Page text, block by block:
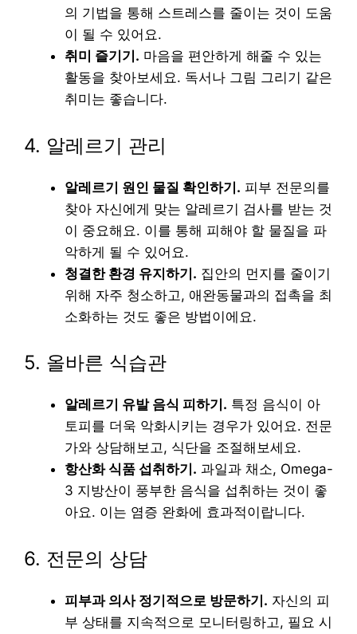
의 기법을 통해 스트레스를 줄이는 것이 도움
이 될 수 있어요.
취미 즐기기. 마음을 편안하게 해줄 수 있는
활동을 찾아보세요. 독서나 그림 그리기 같은
취미는 좋습니다.
4. 알레르기 관리
알레르기 원인 물질 확인하기. 피부 전문의를
찾아 자신에게 맞는 알레르기 검사를 받는 것
이 중요해요. 이를 통해 피해야 할 물질을 파
악하게 될 수 있어요.
청결한 환경 유지하기. 집안의 먼지를 줄이기
위해 자주 청소하고, 애완동물과의 접촉을 최
소화하는 것도 좋은 방법이에요.
5. 올바른 식습관
알레르기 유발 음식 피하기. 특정 음식이 아
토피를 더욱 악화시키는 경우가 있어요. 전문
가와 상담해보고, 식단을 조절해보세요.
항산화 식품 섭취하기. 과일과 채소, Omega-
3 지방산이 풍부한 음식을 섭취하는 것이 좋
아요. 이는 염증 완화에 효과적이랍니다.
6. 전문의 상담
피부과 의사 정기적으로 방문하기. 자신의 피
부 상태를 지속적으로 모니터링하고, 필요 시